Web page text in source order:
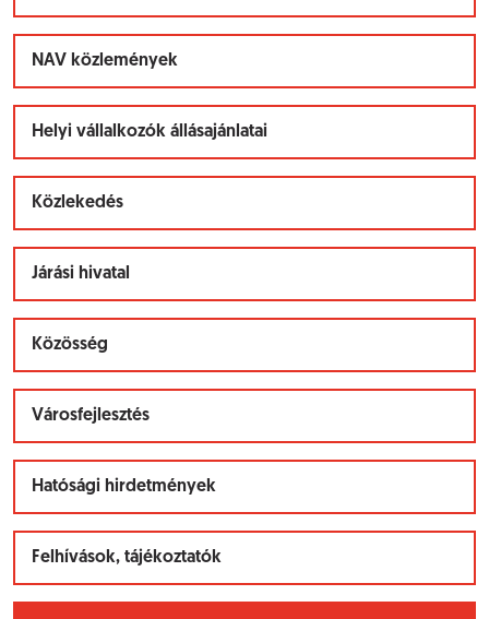
NAV közlemények
Helyi vállalkozók állásajánlatai
Közlekedés
Járási hivatal
Közösség
Városfejlesztés
Hatósági hirdetmények
Felhívások, tájékoztatók